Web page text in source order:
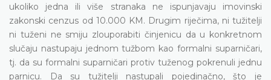
ukoliko jedna ili više stranaka ne ispunjavaju imovinski
zakonski cenzus od 10.000 KM. Drugim riječima, ni tužitelji
ni tuženi ne smiju zlouporabiti činjenicu da u konkretnom
slučaju nastupaju jednom tužbom kao formalni suparničari,
tj. da su formalni suparničari protiv tuženog pokrenuli jednu
parnicu. Da su tužitelji nastupali pojedinačno, što je